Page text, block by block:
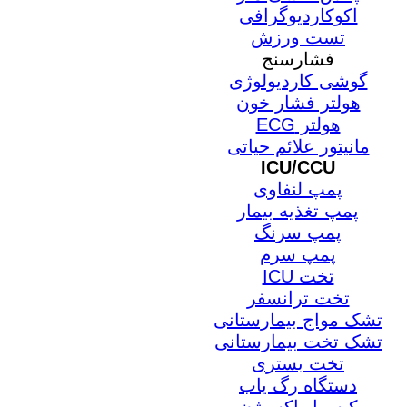
اکوکاردیوگرافی
تست ورزش
فشارسنج
گوشی کاردیولوژی
هولتر فشار خون
هولتر ECG
مانیتور علائم حیاتی
ICU/CCU
پمپ لنفاوی
پمپ تغذیه بیمار
پمپ سرنگ
پمپ سرم
تخت ICU
تخت ترانسفر
تشک مواج بیمارستانی
تشک تخت بیمارستانی
تخت بستری
دستگاه رگ یاب